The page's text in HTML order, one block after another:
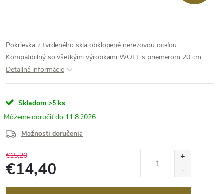
Pokrievka z tvrdeného skla obklopené nerezovou oceľou.
Kompatibilný so všetkými výrobkami WOLL s priemerom 20 cm.
Detailné informácie
Skladom >5 ks
11.8.2026
Možnosti doručenia
€15,20
€14,40